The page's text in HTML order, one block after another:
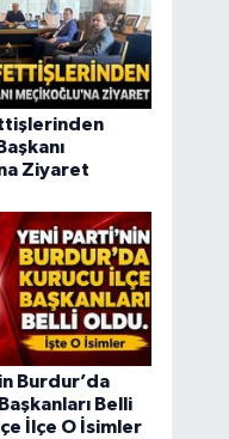
Ziyaret
Burdur’da
Belli
İlçe O İsimler